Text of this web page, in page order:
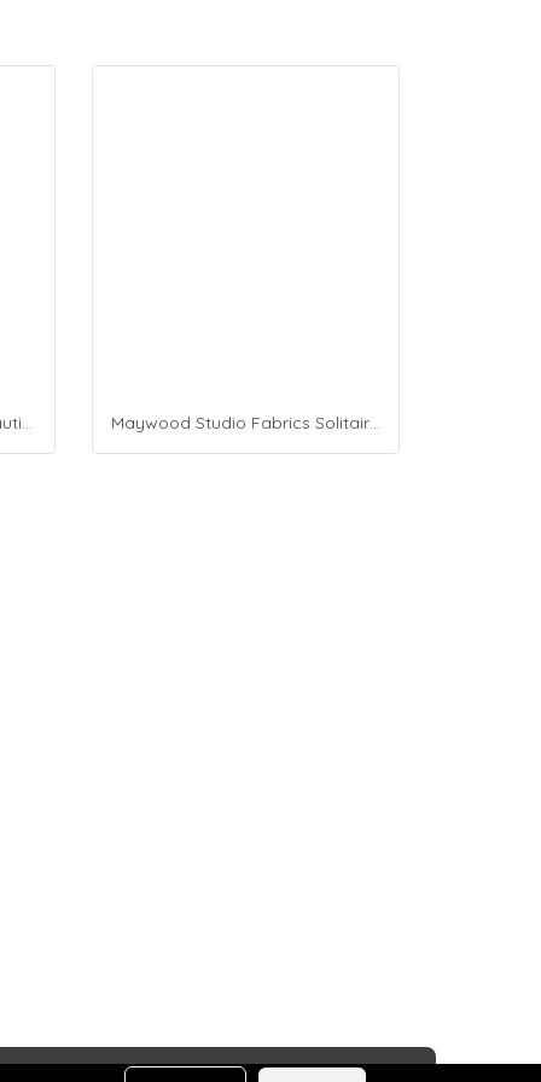
Maywood Studio Fabrics Beautiful Basics Maywood Studio Fabrics Solitaire Whites